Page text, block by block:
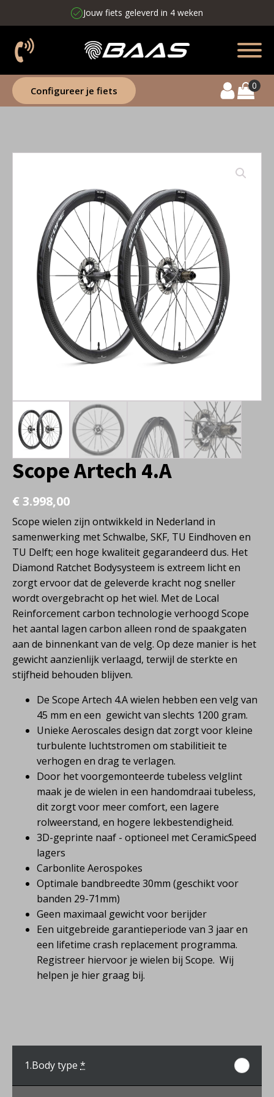
een limited edition
Configureer je fiets
Scope Artech 4.A
€ 3.998,00
Scope wielen zijn ontwikkeld in Nederland in
samenwerking met Schwalbe, SKF, TU Eindhoven en
TU Delft; een hoge kwaliteit gegarandeerd dus. Het
Diamond Ratchet Bodysysteem is extreem licht en
zorgt ervoor dat de geleverde kracht nog sneller
wordt overgebracht op het wiel. Met de Local
Reinforcement carbon technologie verhoogd Scope
het aantal lagen carbon alleen rond de spaakgaten
aan de binnenkant van de velg. Op deze manier is het
gewicht aanzienlijk verlaagd, terwijl de sterkte en
stijfheid behouden blijven.
De Scope Artech 4.A wielen hebben een velg van
45 mm en een gewicht van slechts 1200 gram.
Unieke Aeroscales design dat zorgt voor kleine
turbulente luchtstromen om stabilitieit te
verhogen en drag te verlagen.
Door het voorgemonteerde tubeless velglint
maak je de wielen in een handomdraai tubeless,
dit zorgt voor meer comfort, een lagere
rolweerstand, en hogere lekbestendigheid.
3D-geprinte naaf - optioneel met CeramicSpeed
lagers
Carbonlite Aerospokes
Optimale bandbreedte 30mm (geschikt voor
banden 29-71mm)
Geen maximaal gewicht voor berijder
Een uitgebreide garantieperiode van 3 jaar en
een lifetime crash replacement programma.
Registreer hiervoor je wielen bij Scope. Wij
helpen je hier graag bij.
1.Body type *